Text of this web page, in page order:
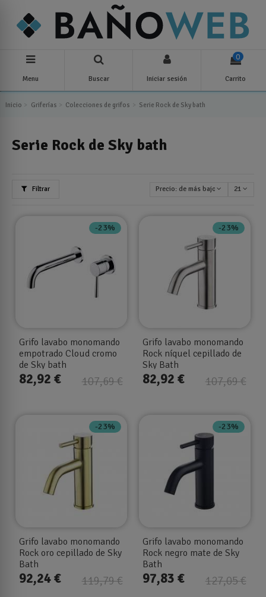
Menu Buscar Iniciar sesión
0
Carrito
Inicio Griferías Colecciones de grifos Serie Rock de Sky bath
Serie Rock de Sky bath
Filtrar Precio: de más bajo a más alto
21
-23%
Grifo lavabo monomando
empotrado Cloud cromo
de Sky bath
107,69 €
82,92 €
-23%
Grifo lavabo monomando
Rock níquel cepillado de
Sky Bath
107,69 €
82,92 €
-23%
Grifo lavabo monomando
Rock oro cepillado de Sky
Bath
119,79 €
92,24 €
-23%
Grifo lavabo monomando
Rock negro mate de Sky
Bath
127,05 €
97,83 €